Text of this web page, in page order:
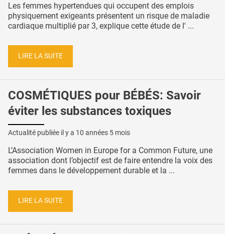
Les femmes hypertendues qui occupent des emplois
physiquement exigeants présentent un risque de maladie
cardiaque multiplié par 3, explique cette étude de l' ...
LIRE LA SUITE
COSMÉTIQUES pour BÉBÉS: Savoir
éviter les substances toxiques
Actualité publiée il y a 10 années 5 mois
L’Association Women in Europe for a Common Future, une
association dont l’objectif est de faire entendre la voix des
femmes dans le développement durable et la ...
LIRE LA SUITE